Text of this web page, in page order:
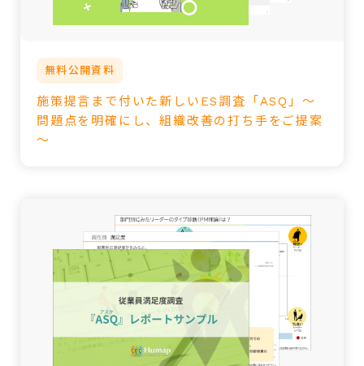
無料公開資料
施策提言まで付いた新しいES調査「ASQ」～
問題点を明確にし、組織改善の打ち手をご提案
～